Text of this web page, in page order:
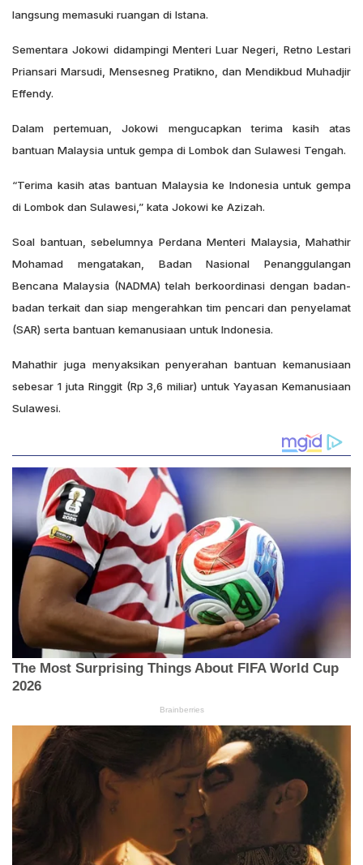
langsung memasuki ruangan di Istana.
Sementara Jokowi didampingi Menteri Luar Negeri, Retno Lestari
Priansari Marsudi, Mensesneg Pratikno, dan Mendikbud Muhadjir
Effendy.
Dalam pertemuan, Jokowi mengucapkan terima kasih atas
bantuan Malaysia untuk gempa di Lombok dan Sulawesi Tengah.
“Terima kasih atas bantuan Malaysia ke Indonesia untuk gempa
di Lombok dan Sulawesi,” kata Jokowi ke Azizah.
Soal bantuan, sebelumnya Perdana Menteri Malaysia, Mahathir
Mohamad mengatakan, Badan Nasional Penanggulangan
Bencana Malaysia (NADMA) telah berkoordinasi dengan badan-
badan terkait dan siap mengerahkan tim pencari dan penyelamat
(SAR) serta bantuan kemanusiaan untuk Indonesia.
Mahathir juga menyaksikan penyerahan bantuan kemanusiaan
sebesar 1 juta Ringgit (Rp 3,6 miliar) untuk Yayasan Kemanusiaan
Sulawesi.